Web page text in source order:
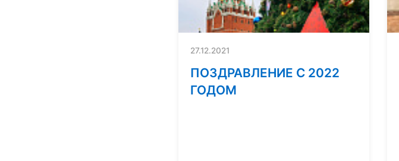
27.12.2021
ПОЗДРАВЛЕНИЕ С 2022
ГОДОМ